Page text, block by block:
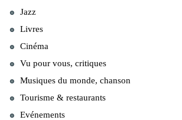
Jazz
Livres
Cinéma
Vu pour vous, critiques
Musiques du monde, chanson
Tourisme & restaurants
Evénements